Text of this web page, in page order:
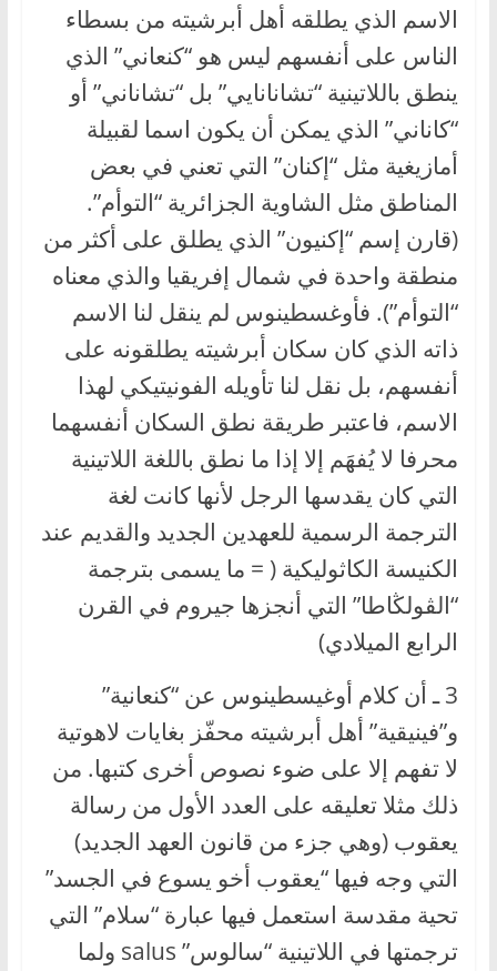
الاسم الذي يطلقه أهل أبرشيته من بسطاء
الناس على أنفسهم ليس هو “كنعاني” الذي
ينطق باللاتينية “تشانانايي” بل “تشاناني” أو
“كاناني” الذي يمكن أن يكون اسما لقبيلة
أمازيغية مثل “إكنان” التي تعني في بعض
المناطق مثل الشاوية الجزائرية “التوأم”.
(قارن إسم “إكنيون” الذي يطلق على أكثر من
منطقة واحدة في شمال إفريقيا والذي معناه
“التوأم”). فأوغسطينوس لم ينقل لنا الاسم
ذاته الذي كان سكان أبرشيته يطلقونه على
أنفسهم، بل نقل لنا تأويله الفونيتيكي لهذا
الاسم، فاعتبر طريقة نطق السكان أنفسهما
محرفا لا يُفهَم إلا إذا ما نطق باللغة اللاتينية
التي كان يقدسها الرجل لأنها كانت لغة
الترجمة الرسمية للعهدين الجديد والقديم عند
الكنيسة الكاثوليكية ( = ما يسمى بترجمة
“الڤولڭاطا” التي أنجزها جيروم في القرن
الرابع الميلادي)
3 ـ أن كلام أوغيسطينوس عن “كنعانية”
و”فينيقية” أهل أبرشيته محفّز بغايات لاهوتية
لا تفهم إلا على ضوء نصوص أخرى كتبها. من
ذلك مثلا تعليقه على العدد الأول من رسالة
يعقوب (وهي جزء من قانون العهد الجديد)
التي وجه فيها “يعقوب أخو يسوع في الجسد”
تحية مقدسة استعمل فيها عبارة “سلام” التي
ترجمتها في اللاتينية “سالوس” salus ولما